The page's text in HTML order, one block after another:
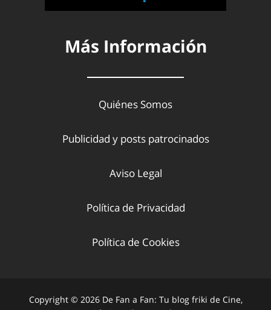
Más Información
Quiénes Somos
Publicidad y posts patrocinados
Aviso Legal
Política de Privacidad
Política de Cookies
Copyright © 2026 De Fan a Fan: Tu blog friki de Cine,